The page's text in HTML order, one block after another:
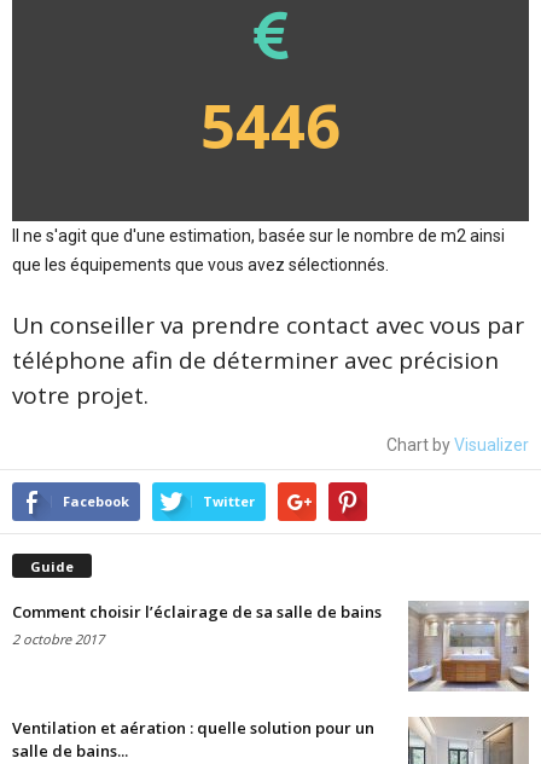
5446
Il ne s'agit que d'une estimation, basée sur le nombre de m2 ainsi
que les équipements que vous avez sélectionnés.
Un conseiller va prendre contact avec vous par
téléphone afin de déterminer avec précision
votre projet.
Chart byVisualizer
Facebook Twitter
Guide
Comment choisir l’éclairage de sa salle de bains
2 octobre 2017
Ventilation et aération : quelle solution pour un
salle de bains...